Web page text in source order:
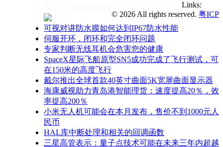
可视对讲防水膜如何达到IP67防水性能
伺服开环，闭环和完全闭环问题
专家判断无线耳机会危害您的健康
SpaceX星际飞船原型SN5成功完成了飞行测试，可
在150米的高度飞行
戴尔推出全球首款40英寸曲面5K宽屏曲面显示器
海康威视助力青岛港智能理货：速度提高20％，效
率提高200％
小米无人机可能会在本月发布，售价不到1000元人
民币
HAL库中断处理和相关的回调函数
三星高管表示：量子点技术可能在未来三年内超越
Links:
© 2026 All rights reserved. 粤ICP